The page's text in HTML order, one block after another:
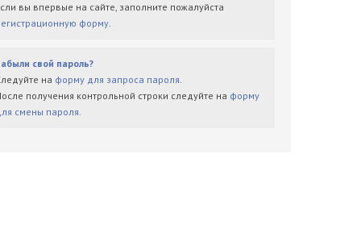
вы впервые на сайте, заполните пожалуйста
форму.
свой пароль?
на форму для запроса пароля.
получения контрольной строки следуйте на форму
смены пароля.